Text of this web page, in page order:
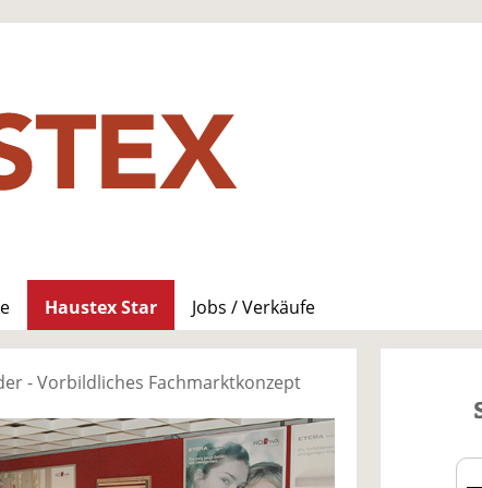
Haustex Star
Jobs / Verkäufe
- Vorbildliches Fachmarktkonzept